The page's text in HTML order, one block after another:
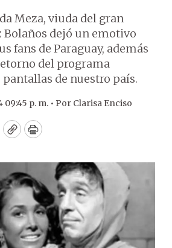
Meza, viuda del gran
Bolaños dejó un emotivo
fans de Paraguay, además
del programa
de nuestro país.
p. m. • Por Clarisa Enciso
CopyPrint